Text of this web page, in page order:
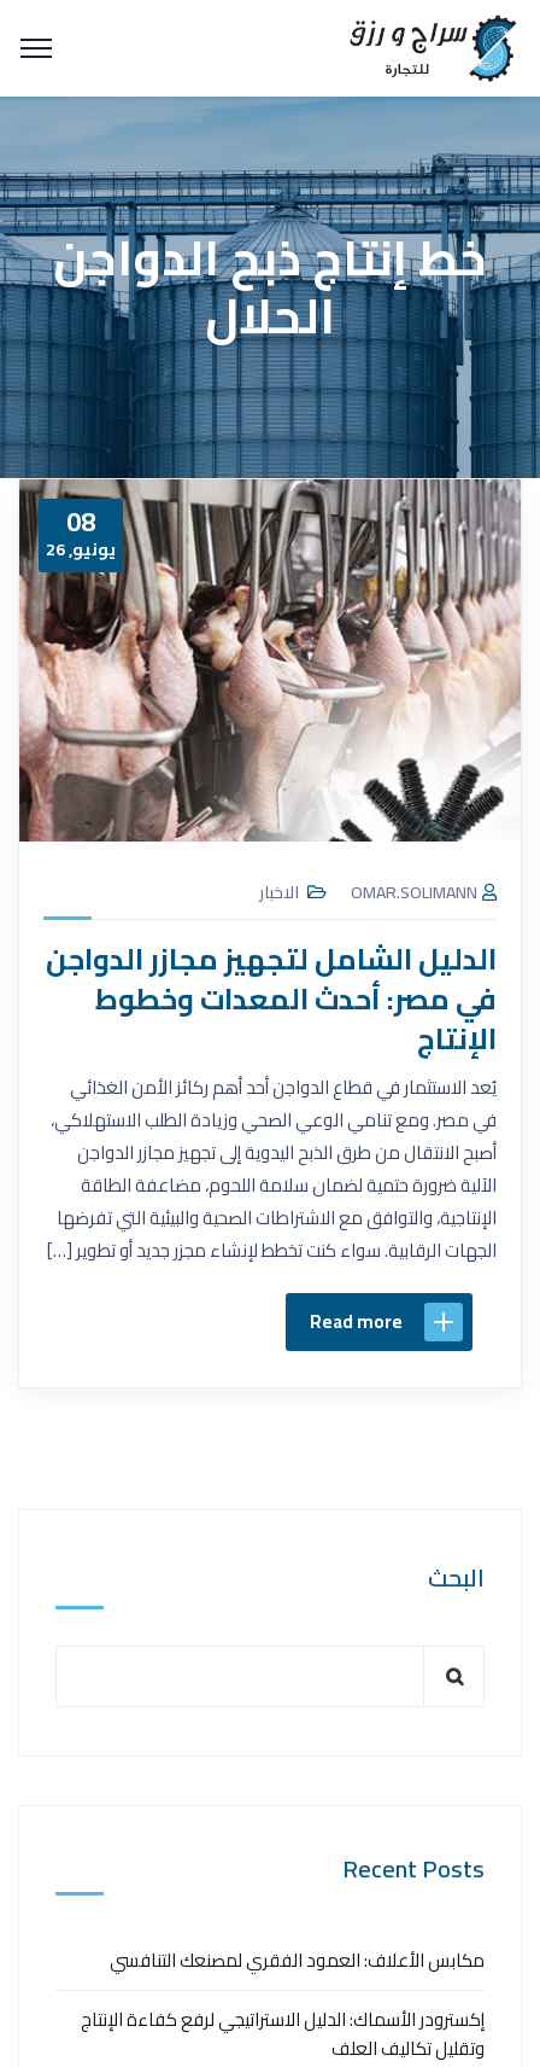
خط إنتاج ذبح الدواجن
الحلال
08
يونيو, 26
OMAR.SOLIMANN الاخبار
الدليل الشامل لتجهيز مجازر الدواجن
في مصر: أحدث المعدات وخطوط
الإنتاج
يُعد الاستثمار في قطاع الدواجن أحد أهم ركائز الأمن الغذائي
في مصر. ومع تنامي الوعي الصحي وزيادة الطلب الاستهلاكي،
أصبح الانتقال من طرق الذبح اليدوية إلى تجهيز مجازر الدواجن
الآلية ضرورة حتمية لضمان سلامة اللحوم، مضاعفة الطاقة
الإنتاجية، والتوافق مع الاشتراطات الصحية والبيئية التي تفرضها
الجهات الرقابية. سواء كنت تخطط لإنشاء مجزر جديد أو تطوير […]
Read more
البحث
Recent Posts
مكابس الأعلاف: العمود الفقري لمصنعك التنافسي
إكسترودر الأسماك: الدليل الاستراتيجي لرفع كفاءة الإنتاج
وتقليل تكاليف العلف